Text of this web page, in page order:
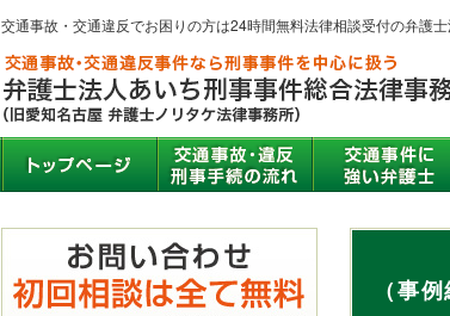
交通事故・交通違反でお困りの方は24時間無料法律相談受付の弁護
（事